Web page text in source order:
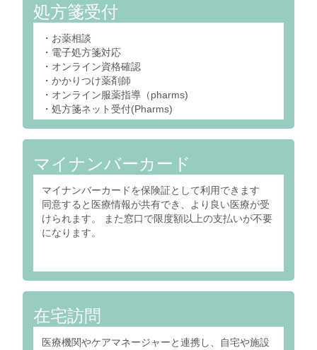
処方箋受付
・お薬相談
・電子処方箋対応
・オンライン資格確認
・かかりつけ薬剤師
・オンライン服薬指導（pharms)
・処方箋ネット受付(Pharms)
マイナンバーカード
マイナンバーカードを保険証として利用できます
同意すると医療情報が共有でき、より良い医療が受
けられます。 また窓口で限度額以上の支払いが不要
になります。
在宅訪問
医療機関やケアマネージャーと連携し、自宅や施設